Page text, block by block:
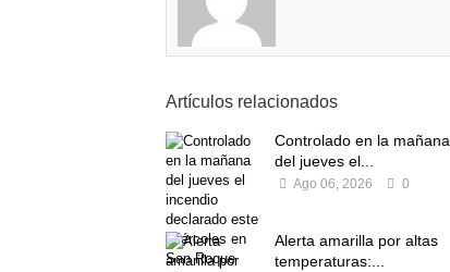
Artículos relacionados
Controlado en la mañana
del jueves el...
Ago 06, 2026 0
Alerta amarilla por altas
temperaturas:...